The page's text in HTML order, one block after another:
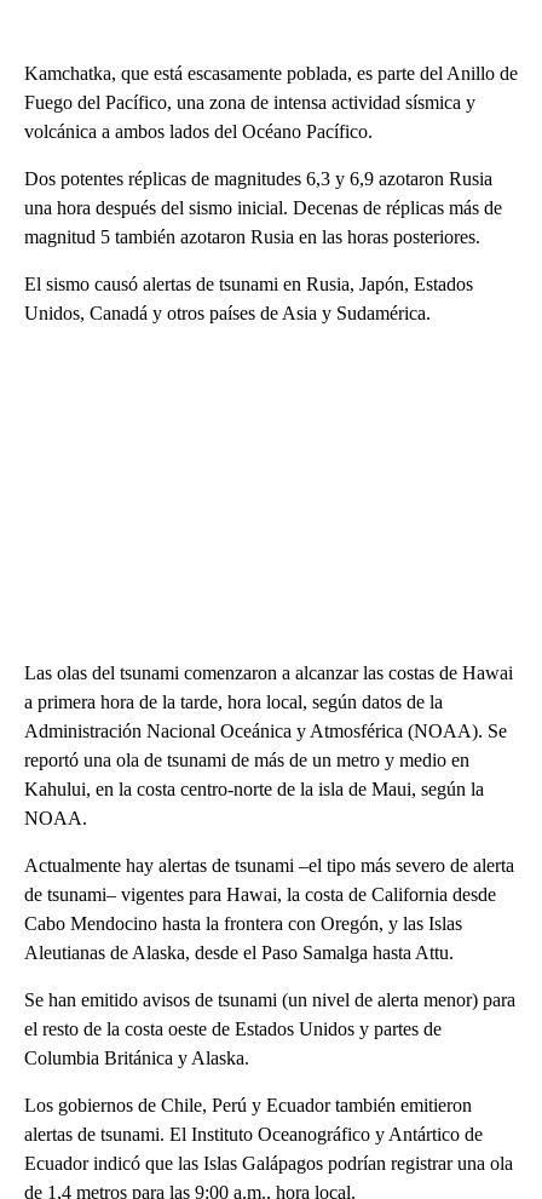
Kamchatka, que está escasamente poblada, es parte del Anillo de
Fuego del Pacífico, una zona de intensa actividad sísmica y
volcánica a ambos lados del Océano Pacífico.
Dos potentes réplicas de magnitudes 6,3 y 6,9 azotaron Rusia
una hora después del sismo inicial. Decenas de réplicas más de
magnitud 5 también azotaron Rusia en las horas posteriores.
El sismo causó alertas de tsunami en Rusia, Japón, Estados
Unidos, Canadá y otros países de Asia y Sudamérica.
Las olas del tsunami comenzaron a alcanzar las costas de Hawai
a primera hora de la tarde, hora local, según datos de la
Administración Nacional Oceánica y Atmosférica (NOAA). Se
reportó una ola de tsunami de más de un metro y medio en
Kahului, en la costa centro-norte de la isla de Maui, según la
NOAA.
Actualmente hay alertas de tsunami –el tipo más severo de alerta
de tsunami– vigentes para Hawai, la costa de California desde
Cabo Mendocino hasta la frontera con Oregón, y las Islas
Aleutianas de Alaska, desde el Paso Samalga hasta Attu.
Se han emitido avisos de tsunami (un nivel de alerta menor) para
el resto de la costa oeste de Estados Unidos y partes de
Columbia Británica y Alaska.
Los gobiernos de Chile, Perú y Ecuador también emitieron
alertas de tsunami. El Instituto Oceanográfico y Antártico de
Ecuador indicó que las Islas Galápagos podrían registrar una ola
de 1,4 metros para las 9:00 a.m., hora local.